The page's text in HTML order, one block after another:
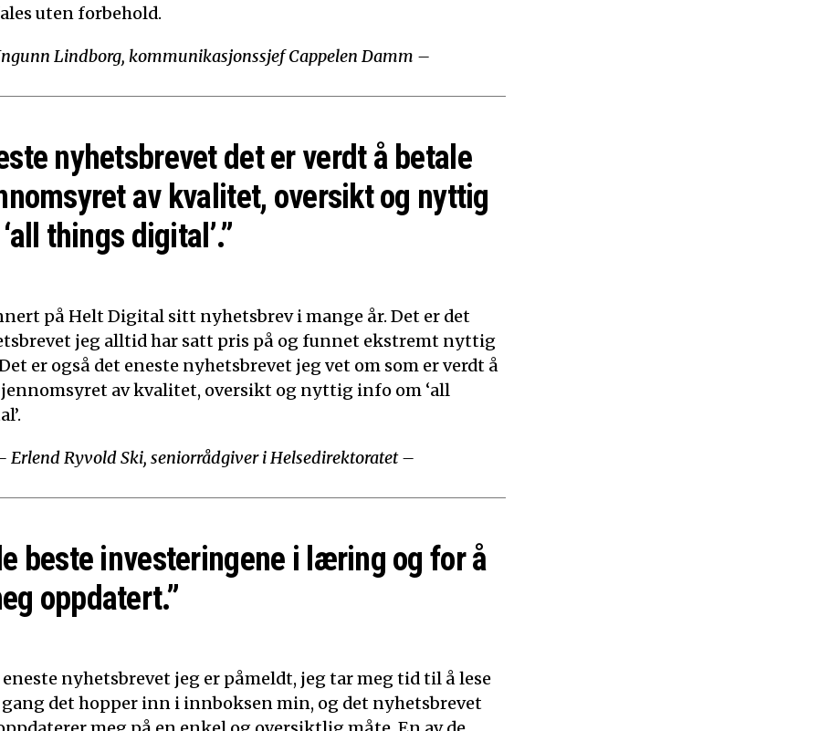
uten forbehold.
Lindborg, kommunikasjonssjef Cappelen Damm –
nyhetsbrevet det er verdt å betale
av kvalitet, oversikt og nyttig
things digital’.”
på Helt Digital sitt nyhetsbrev i mange år. Det er det
jeg alltid har satt pris på og funnet ekstremt nyttig
er også det eneste nyhetsbrevet jeg vet om som er verdt å
av kvalitet, oversikt og nyttig info om ‘all
Erlend Ryvold Ski, seniorrådgiver i Helsedirektoratet –
beste investeringene i læring og for å
oppdatert.”
nyhetsbrevet jeg er påmeldt, jeg tar meg tid til å lese
gang det hopper inn i innboksen min, og det nyhetsbrevet